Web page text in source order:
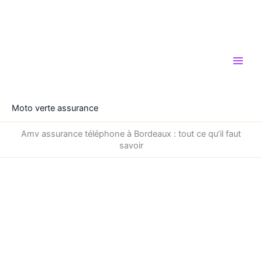
Moto verte assurance
Amv assurance téléphone à Bordeaux : tout ce qu’il faut
savoir